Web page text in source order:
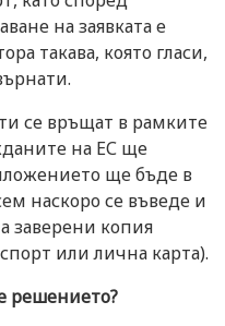
на заявката е
такава, която гласи,
се връщат в рамките
на ЕС ще
ще бъде в
наскоро се въведе и
заверени копия
или лична карта).
решението?